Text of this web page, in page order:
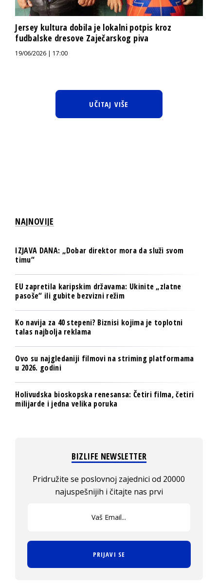
Jersey kultura dobila je lokalni potpis kroz
fudbalske dresove Zaječarskog piva
19/06/2026 | 17:00
UČITAJ VIŠE
NAJNOVIJE
IZJAVA DANA: „Dobar direktor mora da služi svom
timu“
EU zapretila karipskim državama: Ukinite „zlatne
pasoše“ ili gubite bezvizni režim
Ko navija za 40 stepeni? Biznisi kojima je toplotni
talas najbolja reklama
Ovo su najgledaniji filmovi na striming platformama
u 2026. godini
Holivudska bioskopska renesansa: Četiri filma, četiri
milijarde i jedna velika poruka
BIZLIFE NEWSLETTER
Pridružite se poslovnoj zajednici od 20000
najuspešnijih i čitajte nas prvi
PRIJAVI SE